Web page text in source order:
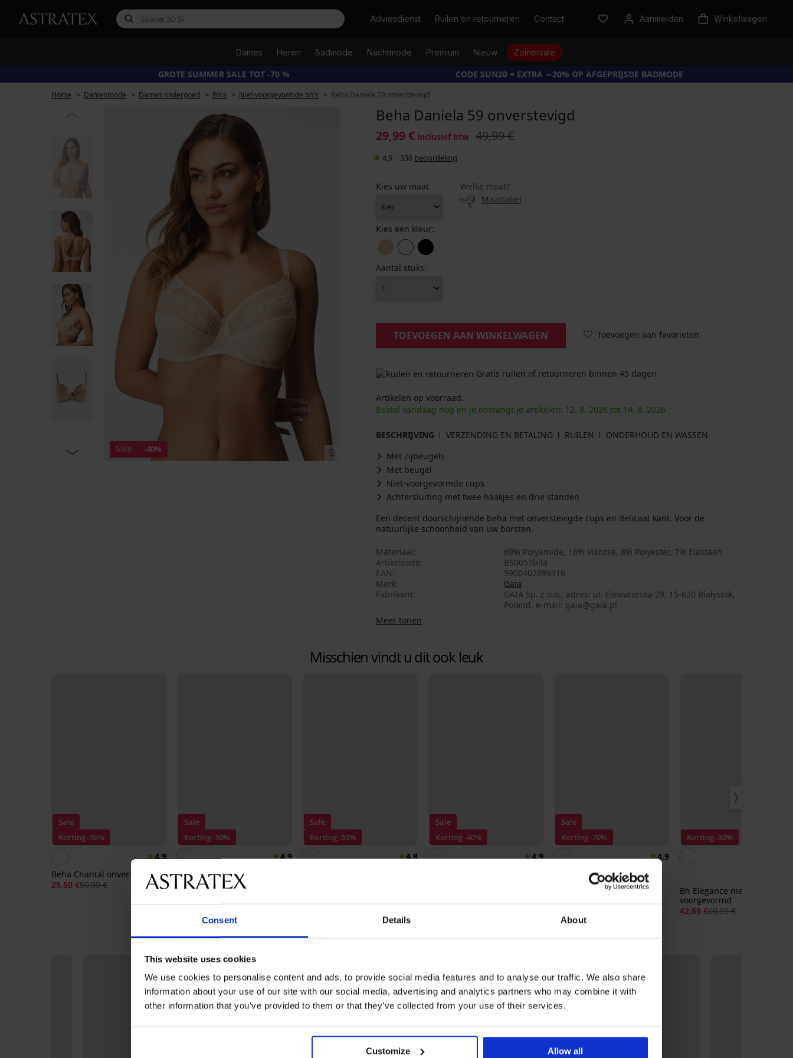
Consent Details About
This website uses cookies
We use cookies to personalise content and ads, to provide social media features and to analyse our traffic. We also share
information about your use of our site with our social media, advertising and analytics partners who may combine it with
other information that you’ve provided to them or that they’ve collected from your use of their services.
Customize Allow all
ZoekenAdviesdienst Ruilen en retourneren Contact Aanmelden Winkelwagen
Dames Heren Badmode Nachtmode Premium Nieuw Zomersale
GROTE SUMMER SALE TOT -70 % CODE SUN20 = EXTRA −20% OP AFGEPRIJSDE BADMODE
Home Damesmode Dames ondergoed Bh's Niet-voorgevormde bh's Beha Daniela 59 onverstevigd
Sale -40%
Beha Daniela 59 onverstevigd
29,99 € inclusief btw 49,99 €
4,9 336 beoordeling
Kies uw maat
Welke maat?
Maattabel
Kies een kleur:
Aantal stuks:
TOEVOEGEN AAN WINKELWAGEN Toevoegen aan favorieten
Gratis ruilen of retourneren binnen 45 dagen
Artikelen op voorraad.
Bestel vandaag nog en je ontvangt je artikelen: 12. 8. 2026 tot 14. 8. 2026
BESCHRIJVING VERZENDING EN BETALING RUILEN
ONDERHOUD EN WASSEN
Met zijbeugels
Met beugel
Niet-voorgevormde cups
Achtersluiting met twee haakjes en drie standen
Een decent doorschijnende beha met onverstevigde cups en delicaat kant. Voor de
natuurlijke schoonheid van uw borsten.
Materiaal
69% Polyamide, 16% Viscose, 8% Polyester, 7% Elastaan
Artikelcode
BS0059bila
EAN
5900402899316
Merk
Gaia
Fabrikant
GAIA Sp. z o.o., adres: ul. Elewatorska 29, 15-620 Białystok,
Poland, e-mail: gaia@gaia.pl
Meer tonen
Misschien vindt u dit ook leuk
Sale
Korting -50%
4,9
Beha Chantal onverstevigd
25,50 €50,99 €
Sale
Korting -50%
4,9
Beha Ada onverstevigd
28,50 €56,99 €
Sale
Korting -50%
4,8
Sale
Korting -40%
4,9
Sale
Korting -70%
4,9
Beha Estel halfverstevigd
48,99 €
Korting -30%
Bh Elegance niet-
voorgevormd
42,69 €60,99 €
Ontdek vergelijkbare stukken